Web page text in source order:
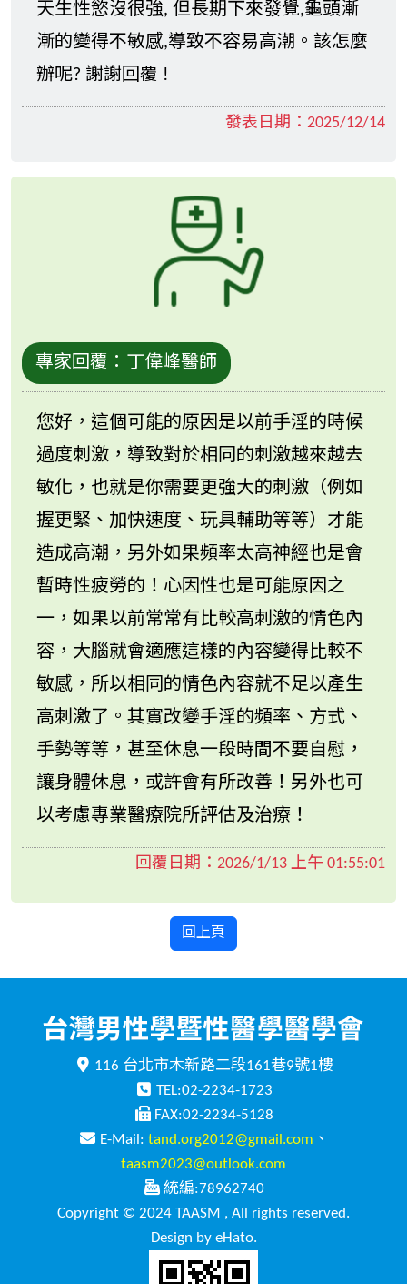
天生性慾沒很強, 但長期下來發覺,龜頭漸
漸的變得不敏感,導致不容易高潮。該怎麼
辦呢? 謝謝回覆 !
發表日期： 2025/12/14
專家回覆： 丁偉峰醫師
您好，這個可能的原因是以前手淫的時候
過度刺激，導致對於相同的刺激越來越去
敏化，也就是你需要更強大的刺激（例如
握更緊、加快速度、玩具輔助等等）才能
造成高潮，另外如果頻率太高神經也是會
暫時性疲勞的！心因性也是可能原因之
一，如果以前常常有比較高刺激的情色內
容，大腦就會適應這樣的內容變得比較不
敏感，所以相同的情色內容就不足以產生
高刺激了。其實改變手淫的頻率、方式、
手勢等等，甚至休息一段時間不要自慰，
讓身體休息，或許會有所改善！另外也可
以考慮專業醫療院所評估及治療！
回覆日期： 2026/1/13 上午 01:55:01
回上頁
116 台北市木新路二段161巷9號1樓
TEL:02-2234-1723
FAX:02-2234-5128
E-Mail: tand.org2012@gmail.com 、
taasm2023@outlook.com
統編:78962740
Copyright © 2024 TAASM , All rights reserved.
Design by eHato.